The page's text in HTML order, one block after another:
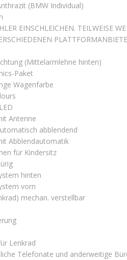
(BMW Individual)
EINSCHLEICHEN. TEILWEISE
(Mittelarmlehne hinten)
Paket
Wagenfarbe
Antenne
abblendend
Abblendautomatik
für Kindersitz
hinten
vorn
mechan. verstellbar
Lenkrad
Telefonate und anderweitige